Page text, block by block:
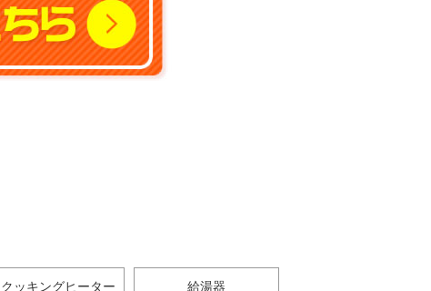
ッキングヒーター 給湯器